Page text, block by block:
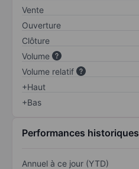
Vente
Ouverture
Clôture
Volume
Volume relatif
+Haut
+Bas
Performances historiques
Annuel à ce jour (YTD)